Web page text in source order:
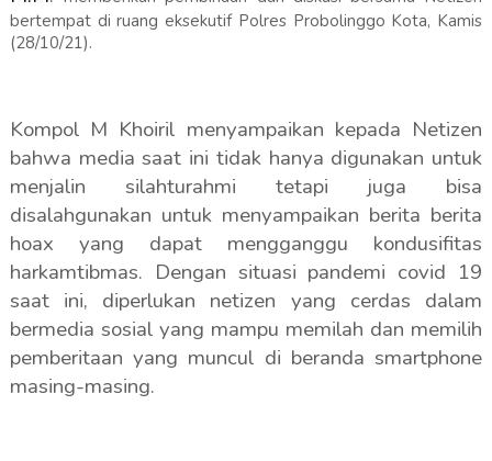
bertempat di ruang eksekutif Polres Probolinggo Kota, Kamis
(28/10/21).
Kompol M Khoiril menyampaikan kepada Netizen
bahwa media saat ini tidak hanya digunakan untuk
menjalin silahturahmi tetapi juga bisa
disalahgunakan untuk menyampaikan berita berita
hoax yang dapat mengganggu kondusifitas
harkamtibmas. Dengan situasi pandemi covid 19
saat ini, diperlukan netizen yang cerdas dalam
bermedia sosial yang mampu memilah dan memilih
pemberitaan yang muncul di beranda smartphone
masing-masing.